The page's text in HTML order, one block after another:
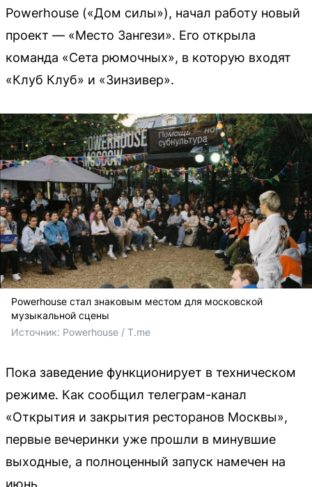
Powerhouse («Дом силы»), начал работу новый
проект — «Место Зангези». Его открыла
команда «Сета рюмочных», в которую входят
«Клуб Клуб» и «Зинзивер».
Powerhouse стал знаковым местом для московской
музыкальной сцены
Источник: Powerhouse / T.me
Пока заведение функционирует в техническом
режиме. Как сообщил телеграм-канал
«Открытия и закрытия ресторанов Москвы»,
первые вечеринки уже прошли в минувшие
выходные, а полноценный запуск намечен на
июнь.